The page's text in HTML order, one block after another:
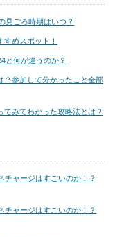
見ごろ時期はいつ？
めスポット！
と何が違うのか？
？参加して分かったこと全部
みてわかった攻略法とは？
チャージはすごいのか！？
チャージはすごいのか！？